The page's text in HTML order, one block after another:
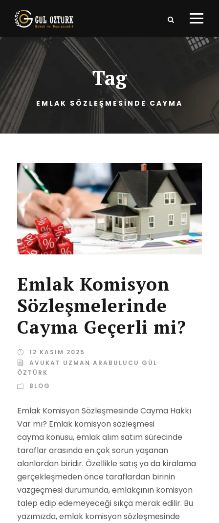
Tag
EMLAK SÖZLEŞMESİNDE CAYMA
Emlak Komisyon
Sözleşmelerinde
Cayma Geçerli mi?
12 KASIM 2025
AVUKAT UZMAN ARABULUCU GÜL
ÖZTÜRK
BLOG
Emlak Komisyon Sözleşmesinde Cayma Hakkı
Var mı? Emlak komisyon sözleşmesi
cayma konusu, emlak alım satım sürecinde
taraflar arasında en çok sorun yaşanan
alanlardan biridir. Özellikle satış ya da kiralama
gerçekleşmeden önce taraflardan birinin
vazgeçmesi durumunda, emlakçının komisyon
talep edip edemeyeceği sıkça merak edilir. Bu
yazımızda, emlak komisyon sözleşmesinde